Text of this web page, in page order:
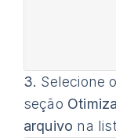
3. Selecione
seção
arquivo na